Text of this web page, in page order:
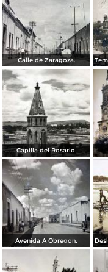
Calle de Zaragoza.
Capilla del Rosario.
Avenida A Obregon.